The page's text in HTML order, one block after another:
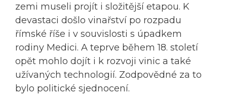
zemi museli projít i složitější etapou. K
devastaci došlo vinařství po rozpadu
římské říše i v souvislosti s úpadkem
rodiny Medici. A teprve během 18. století
opět mohlo dojít i k rozvoji vinic a také
užívaných technologií. Zodpovědné za to
bylo politické sjednocení.